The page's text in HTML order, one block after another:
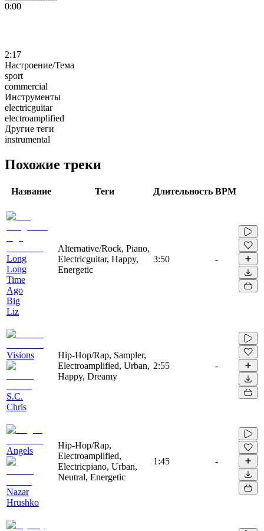
0:00
2:17
Настроение/Тема
sport
commercial
Инструменты
electricguitar
electroamplified
Другие теги
instrumental
Похожие треки
Название Теги Длительность BPM
Long
Long
Time
Ago
Big
Liz
Alternative/Rock, Piano,
Electricguitar, Happy,
Energetic
3:50 -
Visions
S.C.
Chris
Hip-Hop/Rap, Sampler,
Electroamplified, Urban,
Happy, Dreamy
2:55 -
Angels
Nazar
Hrushko
Hip-Hop/Rap,
Electroamplified,
Electricpiano, Urban,
Neutral, Energetic
1:45 -